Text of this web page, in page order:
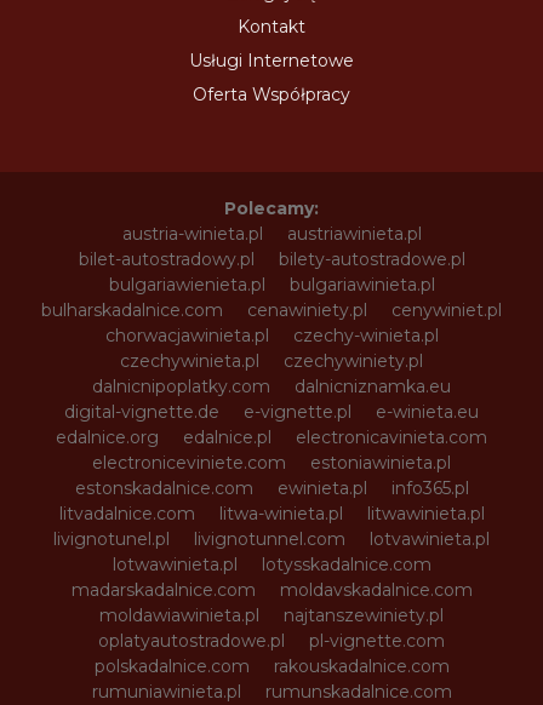
Kontakt
Usługi Internetowe
Oferta Współpracy
Polecamy:
austria-winieta.pl
austriawinieta.pl
bilet-autostradowy.pl
bilety-autostradowe.pl
bulgariawienieta.pl
bulgariawinieta.pl
bulharskadalnice.com
cenawiniety.pl
cenywiniet.pl
chorwacjawinieta.pl
czechy-winieta.pl
czechywinieta.pl
czechywiniety.pl
dalnicnipoplatky.com
dalnicniznamka.eu
digital-vignette.de
e-vignette.pl
e-winieta.eu
edalnice.org
edalnice.pl
electronicavinieta.com
electroniceviniete.com
estoniawinieta.pl
estonskadalnice.com
ewinieta.pl
info365.pl
litvadalnice.com
litwa-winieta.pl
litwawinieta.pl
livignotunel.pl
livignotunnel.com
lotvawinieta.pl
lotwawinieta.pl
lotysskadalnice.com
madarskadalnice.com
moldavskadalnice.com
moldawiawinieta.pl
najtanszewiniety.pl
oplatyautostradowe.pl
pl-vignette.com
polskadalnice.com
rakouskadalnice.com
rumuniawinieta.pl
rumunskadalnice.com